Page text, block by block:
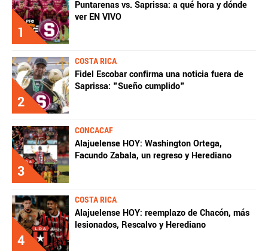
1
Puntarenas vs. Saprissa: a qué hora y dónde
ver EN VIVO
2
COSTA RICA
Fidel Escobar confirma una noticia fuera de
Saprissa: "Sueño cumplido"
3
CONCACAF
Alajuelense HOY: Washington Ortega,
Facundo Zabala, un regreso y Herediano
4
COSTA RICA
Alajuelense HOY: reemplazo de Chacón, más
lesionados, Rescalvo y Herediano